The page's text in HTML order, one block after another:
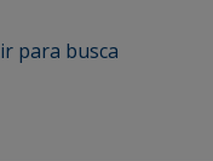
ir para busca